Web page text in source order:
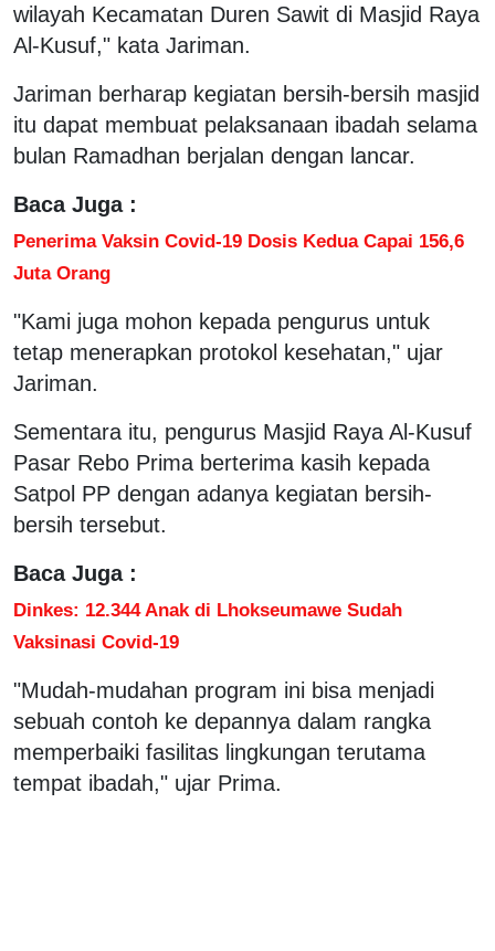
wilayah Kecamatan Duren Sawit di Masjid Raya
Al-Kusuf," kata Jariman.
Jariman berharap kegiatan bersih-bersih masjid
itu dapat membuat pelaksanaan ibadah selama
bulan Ramadhan berjalan dengan lancar.
Baca Juga :
Penerima Vaksin Covid-19 Dosis Kedua Capai 156,6
Juta Orang
"Kami juga mohon kepada pengurus untuk
tetap menerapkan protokol kesehatan," ujar
Jariman.
Sementara itu, pengurus Masjid Raya Al-Kusuf
Pasar Rebo Prima berterima kasih kepada
Satpol PP dengan adanya kegiatan bersih-
bersih tersebut.
Baca Juga :
Dinkes: 12.344 Anak di Lhokseumawe Sudah
Vaksinasi Covid-19
"Mudah-mudahan program ini bisa menjadi
sebuah contoh ke depannya dalam rangka
memperbaiki fasilitas lingkungan terutama
tempat ibadah," ujar Prima.